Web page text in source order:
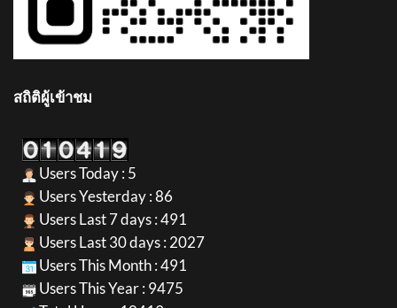
สถิติผู้เข้าชม
Users Today : 5
Users Yesterday : 86
Users Last 7 days : 491
Users Last 30 days : 2027
Users This Month : 491
Users This Year : 9475